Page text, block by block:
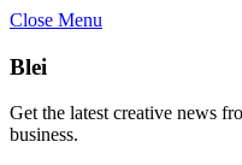
Close Menu
Blei
Get the latest creative news
business.